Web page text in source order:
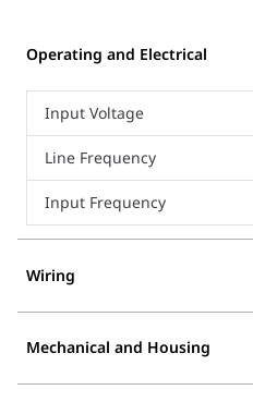
Operating and Electrical
Input Voltage
Line Frequency
Input Frequency
Wiring
Mechanical and Housing